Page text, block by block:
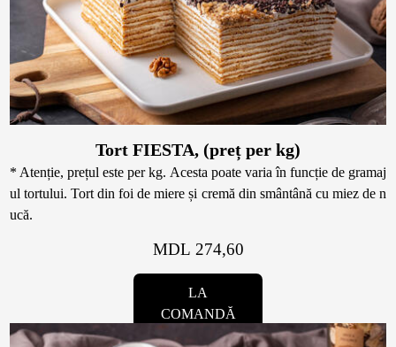
Tort FIESTA, (preț per kg)
* Atenție, prețul este per kg. Acesta poate varia în funcție de gramaj
ul tortului. Tort din foi de miere și cremă din smântână cu miez de n
ucă.
MDL 274,60
LA
COMANDĂ